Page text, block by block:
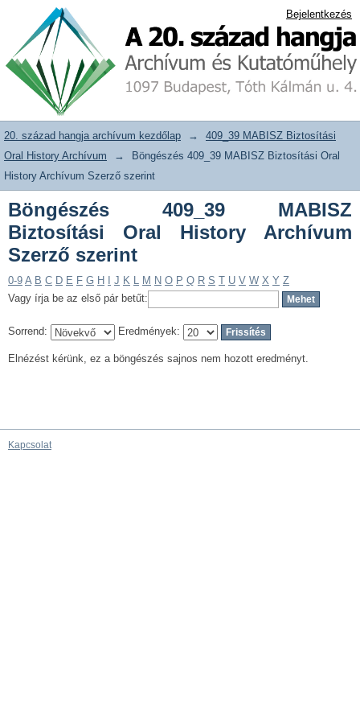
Böngészés 409_39 MABISZ Biztosítási
Oral History Archívum Szerző szerint
20. század hangja archívum adattár Bejelentkezés
20. század hangja archívum kezdőlap →
409_39 MABISZ Biztosítási
Oral History Archívum
→
Böngészés 409_39 MABISZ Biztosítási Oral
History Archívum Szerző szerint
Böngészés 409_39 MABISZ
Biztosítási Oral History Archívum
Szerző szerint
0-9 A B C D E F G H J K L M N O P Q R S T U V W X Y Z
Vagy írja be az első pár betűt:
Sorrend: Eredmények:
Elnézést kérünk, ez a böngészés sajnos nem hozott eredményt.
Kapcsolat